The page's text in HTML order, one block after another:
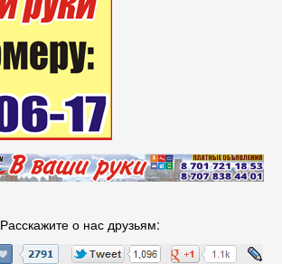
Расскажите о нас друзьям: